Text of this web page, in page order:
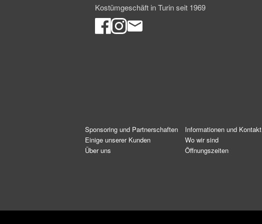
Kostümgeschäft in Turin seit 1969
Sponsoring und Partnerschaften
Einige unserer Kunden
Über uns
Informationen und Kontakt
Wo wir sind
Öffnungszeiten